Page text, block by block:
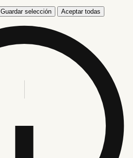
Guardar selección Aceptar todas